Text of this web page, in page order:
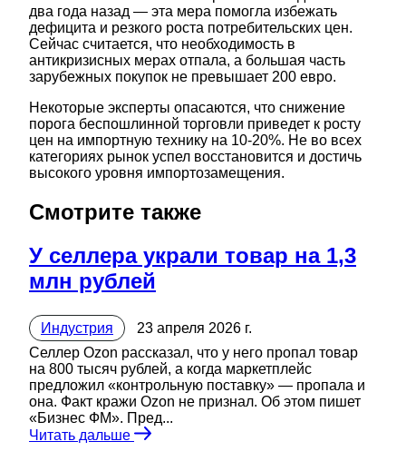
два года назад — эта мера помогла избежать
дефицита и резкого роста потребительских цен.
Сейчас считается, что необходимость в
антикризисных мерах отпала, а большая часть
зарубежных покупок не превышает 200 евро.
Некоторые эксперты опасаются, что снижение
порога беспошлинной торговли приведет к росту
цен на импортную технику на 10-20%. Не во всех
категориях рынок успел восстановится и достичь
высокого уровня импортозамещения.
Смотрите также
У селлера украли товар на 1,3
млн рублей
Индустрия
23 апреля 2026 г.
Селлер Ozon рассказал, что у него пропал товар
на 800 тысяч рублей, а когда маркетплейс
предложил «контрольную поставку» — пропала и
она. Факт кражи Ozon не признал. Об этом пишет
«Бизнес ФМ». Пред...
Читать дальше